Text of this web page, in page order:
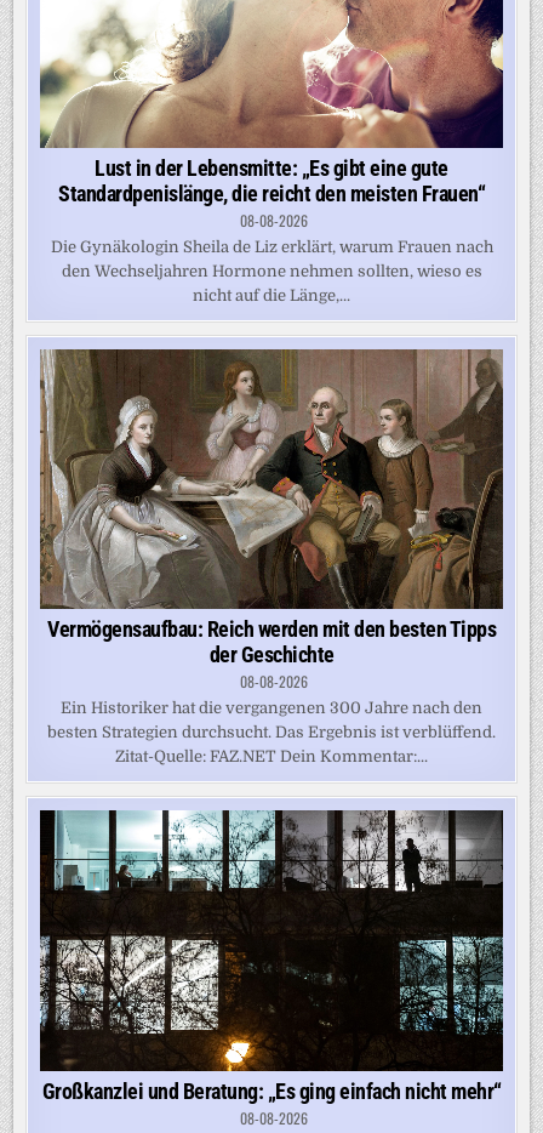
Lust in der Lebensmitte: „Es gibt eine gute
Standardpenislänge, die reicht den meisten Frauen“
08-08-2026
Die Gynäkologin Sheila de Liz erklärt, warum Frauen nach
den Wechseljahren Hormone nehmen sollten, wieso es
nicht auf die Länge,...
Vermögensaufbau: Reich werden mit den besten Tipps
der Geschichte
08-08-2026
Ein Historiker hat die vergangenen 300 Jahre nach den
besten Strategien durchsucht. Das Ergebnis ist verblüffend.
Zitat-Quelle: FAZ.NET Dein Kommentar:...
Großkanzlei und Beratung: „Es ging einfach nicht mehr“
08-08-2026